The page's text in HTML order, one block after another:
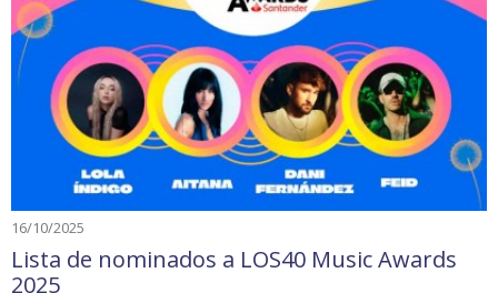
16/10/2025
Lista de nominados a LOS40 Music Awards
2025